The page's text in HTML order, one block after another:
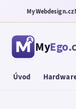
MyWebdesign.cz
MyEgo
Úvod